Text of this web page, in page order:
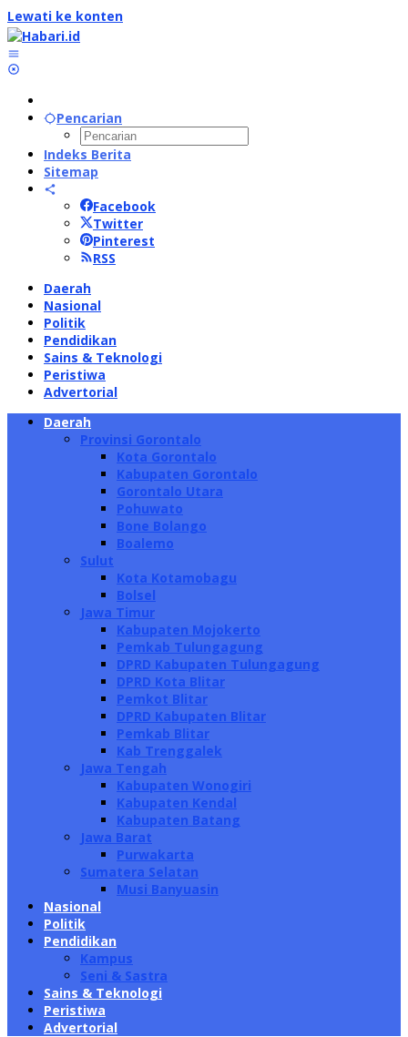
Lewati ke konten
Pencarian
Indeks Berita
Sitemap
Facebook
Twitter
Pinterest
RSS
Daerah
Nasional
Politik
Pendidikan
Sains & Teknologi
Peristiwa
Advertorial
Daerah
Provinsi Gorontalo
Kota Gorontalo
Kabupaten Gorontalo
Gorontalo Utara
Pohuwato
Bone Bolango
Boalemo
Sulut
Kota Kotamobagu
Bolsel
Jawa Timur
Kabupaten Mojokerto
Pemkab Tulungagung
DPRD Kabupaten Tulungagung
DPRD Kota Blitar
Pemkot Blitar
DPRD Kabupaten Blitar
Pemkab Blitar
Kab Trenggalek
Jawa Tengah
Kabupaten Wonogiri
Kabupaten Kendal
Kabupaten Batang
Jawa Barat
Purwakarta
Sumatera Selatan
Musi Banyuasin
Nasional
Politik
Pendidikan
Kampus
Seni & Sastra
Sains & Teknologi
Peristiwa
Advertorial